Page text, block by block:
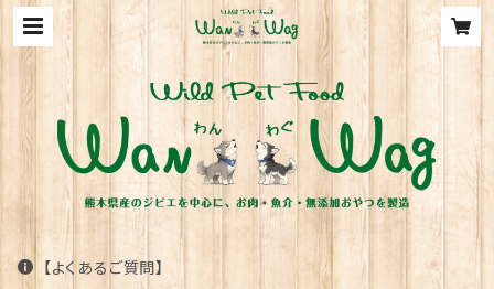
【よくあるご質問】